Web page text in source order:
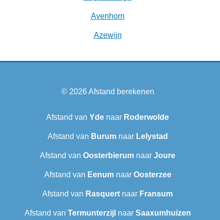
Avenhorn
Azewijn
© 2026Afstand berekenen
Afstand van Yde naar Roderwolde
Afstand van Burumnaar Lelystad
Afstand van Oosterbierum naar Joure
Afstand van Eenumnaar Oosterzee
Afstand van Rasquert naar Fransum
Afstand van Termunterzijl naar Saaxumhuizen